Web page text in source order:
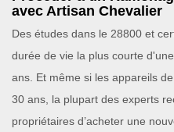
avec Artisan Chevalier
Des études dans le 28800 et
durée de vie la plus courte
ans. Et même si les appareils
30 ans, la plupart des experts
propriétaires d’acheter une